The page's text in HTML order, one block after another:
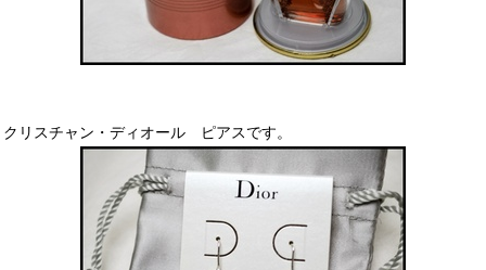
クリスチャン・ディオール ピアスです。